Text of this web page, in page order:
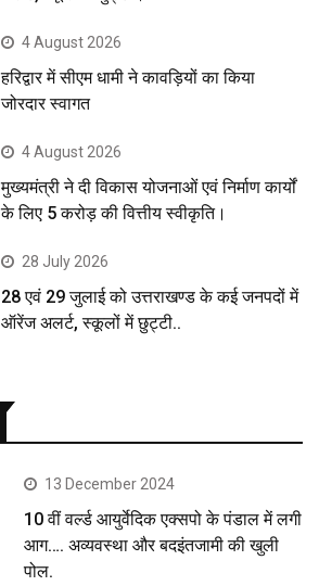
4 August 2026
हरिद्वार में सीएम धामी ने कावड़ियों का किया
जोरदार स्वागत
4 August 2026
मुख्यमंत्री ने दी विकास योजनाओं एवं निर्माण कार्यों
के लिए 5 करोड़ की वित्तीय स्वीकृति।
28 July 2026
28 एवं 29 जुलाई को उत्तराखण्ड के कई जनपदों में
ऑरेंज अलर्ट, स्कूलों में छुट्टी..
13 December 2024
10 वीं वर्ल्ड आयुर्वेदिक एक्सपो के पंडाल में लगी
आग…. अव्यवस्था और बदइंतजामी की खुली
पोल.